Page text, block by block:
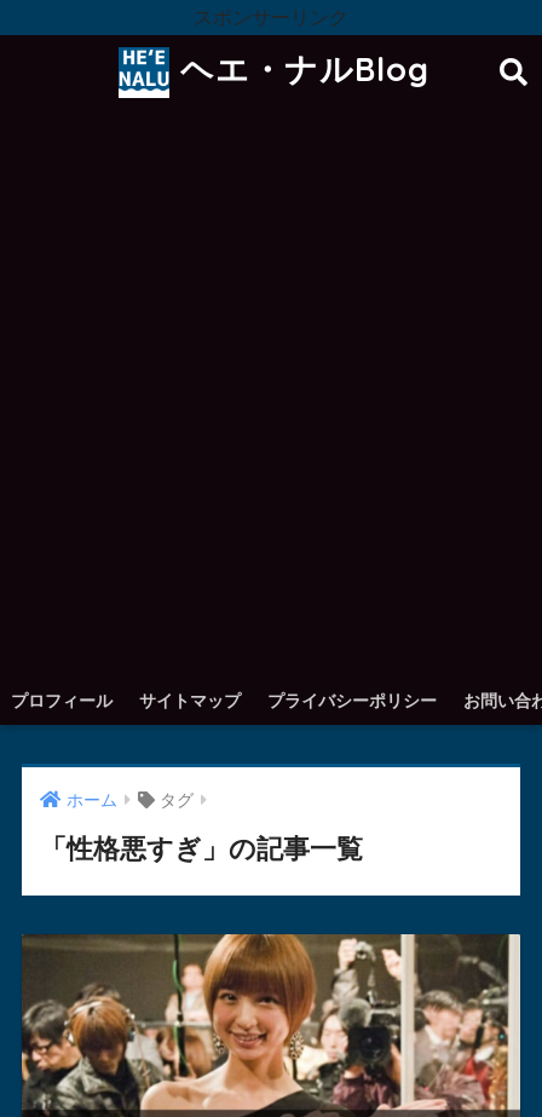
スポンサーリンク
ヘエ・ナルBlog
プロフィール サイトマップ プライバシーポリシー お問い合
ホーム タグ
「性格悪すぎ」の記事一覧